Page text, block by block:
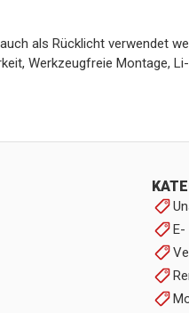
als Rücklicht verwendet
Werkzeugfreie Montage,
E-